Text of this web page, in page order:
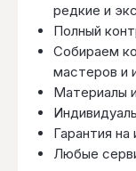
редкие и
Полный
Собираем
мастеров и
Материалы
Гарантия на
Любые